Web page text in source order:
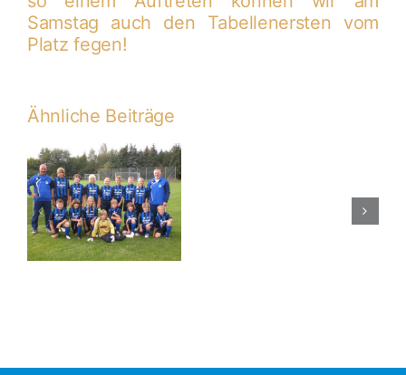
Samstag auch den Tabellenersten vom
Platz fegen!
Ähnliche Beiträge